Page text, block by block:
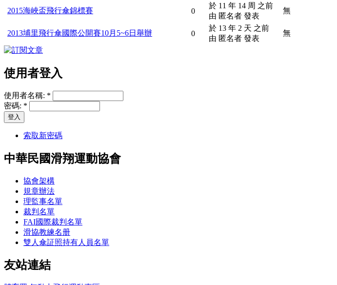
2015海峽盃飛行傘錦標賽 0
於 11 年 14 周 之前
由 匿名者 發表
無
2013埔里飛行傘國際公開賽10月5~6日舉辦 0
於 13 年 2 天 之前
由 匿名者 發表
無
使用者登入
使用者名稱: *
密碼: *
索取新密碼
中華民國滑翔運動協會
協會架構
規章辦法
理監事名單
裁判名單
FAI國際裁判名單
滑協教練名册
雙人傘証照持有人員名單
友站連結